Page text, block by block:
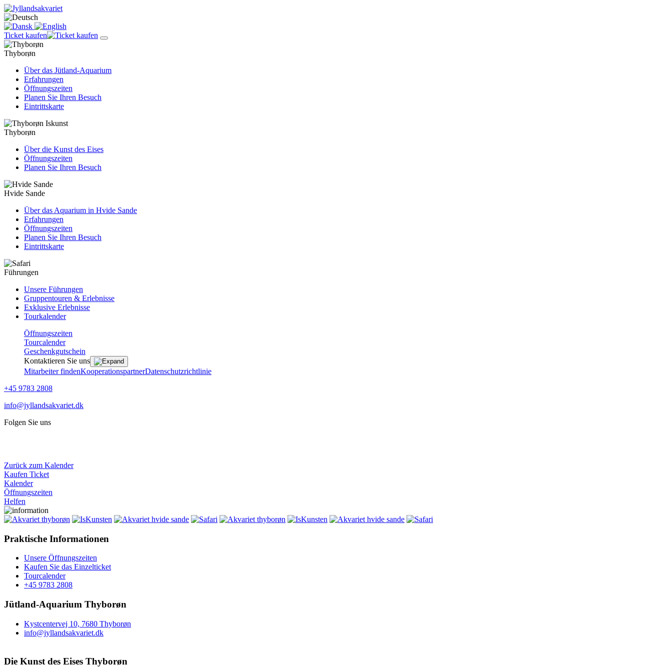
Ticket kaufen
Thyborøn
Über das Jütland-Aquarium
Erfahrungen
Öffnungszeiten
Planen Sie Ihren Besuch
Eintrittskarte
Thyborøn
Über die Kunst des Eises
Öffnungszeiten
Planen Sie Ihren Besuch
Hvide Sande
Über das Aquarium in Hvide Sande
Erfahrungen
Öffnungszeiten
Planen Sie Ihren Besuch
Eintrittskarte
Führungen
Unsere Führungen
Gruppentouren & Erlebnisse
Exklusive Erlebnisse
Tourkalender
Öffnungszeiten
Tourcalender
Geschenkgutschein
Kontaktieren Sie uns
Mitarbeiter findenKooperationspartnerDatenschutzrichtlinie
+45 9783 2808
info@jyllandsakvariet.dk
Folgen Sie uns
Zurück zum Kalender
Kaufen Ticket
Kalender
Öffnungszeiten
Helfen
Praktische Informationen
Unsere Öffnungszeiten
Kaufen Sie das Einzelticket
Tourcalender
+45 9783 2808
Jütland-Aquarium Thyborøn
Kystcentervej 10, 7680 Thyborøn
info@jyllandsakvariet.dk
Die Kunst des Eises Thyborøn